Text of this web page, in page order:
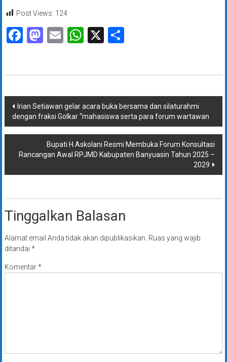
Post Views: 124
Facebook
Mastodon
EmailWhatsApp
X
Navigasi
pos
Irian Setiawan gelar acara buka bersama dan silaturahmi
dengan fraksi Golkar “mahasiswa serta para forum wartawan
Bupati H.Askolani Resmi Membuka Forum Konsultasi
Rancangan Awal RPJMD Kabupaten Banyuasin Tahun 2025 –
2029
Tinggalkan Balasan
Alamat email Anda tidak akan dipublikasikan. Ruas yang wajib
ditandai *
Komentar*